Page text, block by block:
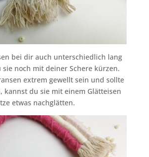
bei dir auch unterschiedlich lang
noch mit deiner Schere kürzen.
extrem gewellt sein und sollte
kannst du sie mit einem Glätteisen
etwas nachglätten.